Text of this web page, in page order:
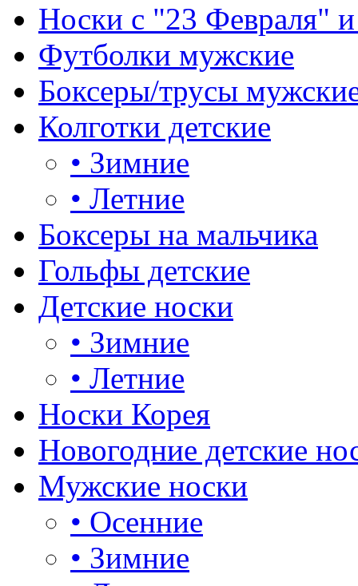
Носки с "23 Февраля"
Футболки мужские
Боксеры/трусы
Колготки детские
• Зимние
• Летние
Боксеры на мальчика
Гольфы детские
Детские носки
• Зимние
• Летние
Носки Корея
Новогодние детские
Мужские носки
• Осенние
• Зимние